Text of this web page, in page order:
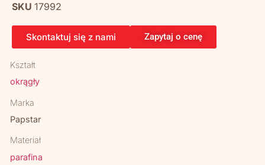
SKU 17992
Skontaktuj się z nami Zapytaj o cenę
Kształt
okrągły
Marka
Papstar
Materiał
parafina